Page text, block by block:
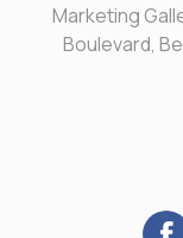
Marketing
Boulevard,